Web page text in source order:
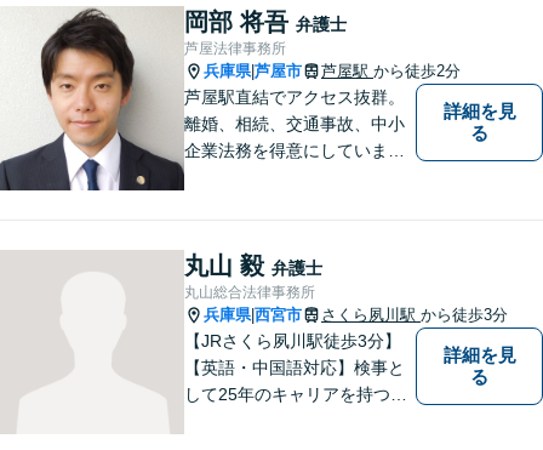
い、問題を解決します。まず
はお気軽にご相談ください。
岡部 将吾 弁護士
芦屋法律事務所
兵庫県|芦屋市 芦屋駅 から徒歩2分
芦屋駅直結でアクセス抜群。
離婚、相続、交通事故、中小
企業法務を得意にしていま
可♯中小企業診断士資格有り
詳細を見
る
丸山 毅 弁護士
丸山総合法律事務所
兵庫県|西宮市 さくら夙川駅 から徒歩3分
【JRさくら夙川駅徒歩3分】
【英語・中国語対応】検事と
して25年のキャリアを持つ弁
詳細を見
る